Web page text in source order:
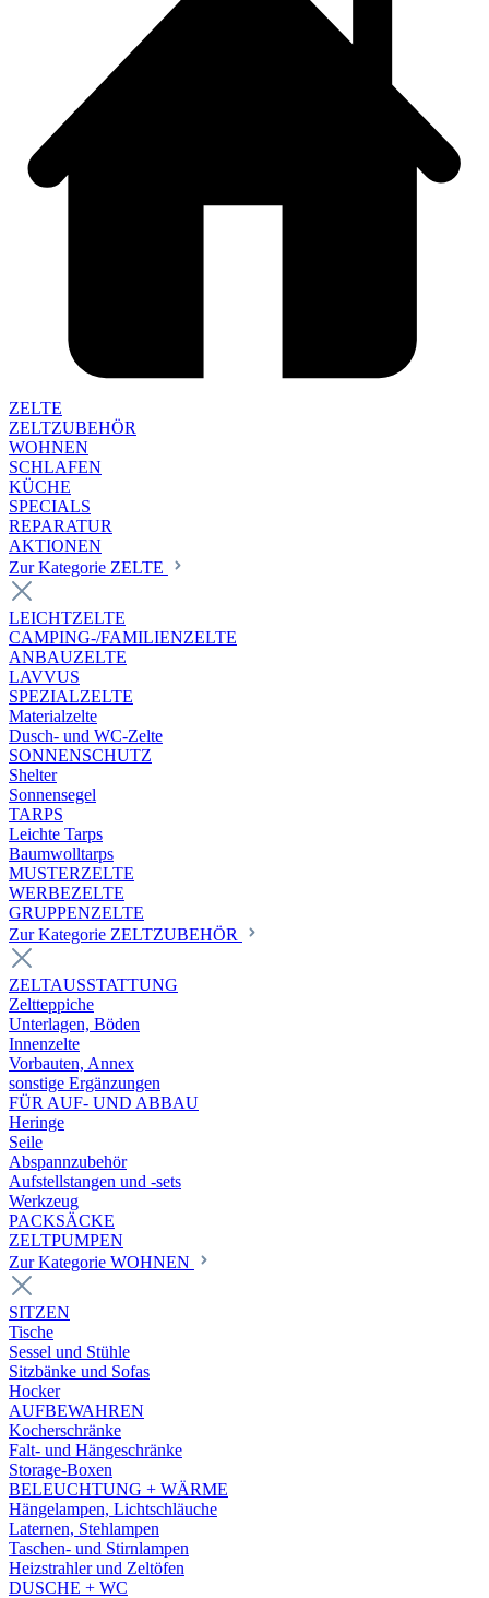
ZELTE
ZELTZUBEHÖR
WOHNEN
SCHLAFEN
KÜCHE
SPECIALS
REPARATUR
AKTIONEN
Zur Kategorie ZELTE
LEICHTZELTE
CAMPING-/FAMILIENZELTE
ANBAUZELTE
LAVVUS
SPEZIALZELTE
Materialzelte
Dusch- und WC-Zelte
SONNENSCHUTZ
Shelter
Sonnensegel
TARPS
Leichte Tarps
Baumwolltarps
MUSTERZELTE
WERBEZELTE
GRUPPENZELTE
Zur Kategorie ZELTZUBEHÖR
ZELTAUSSTATTUNG
Zeltteppiche
Unterlagen, Böden
Innenzelte
Vorbauten, Annex
sonstige Ergänzungen
FÜR AUF- UND ABBAU
Heringe
Seile
Abspannzubehör
Aufstellstangen und -sets
Werkzeug
PACKSÄCKE
ZELTPUMPEN
Zur Kategorie WOHNEN
SITZEN
Tische
Sessel und Stühle
Sitzbänke und Sofas
Hocker
AUFBEWAHREN
Kocherschränke
Falt- und Hängeschränke
Storage-Boxen
BELEUCHTUNG + WÄRME
Hängelampen, Lichtschläuche
Laternen, Stehlampen
Taschen- und Stirnlampen
Heizstrahler und Zeltöfen
DUSCHE + WC